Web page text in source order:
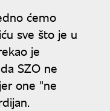
ćemo
sve što je u
je
SZO ne
one "ne